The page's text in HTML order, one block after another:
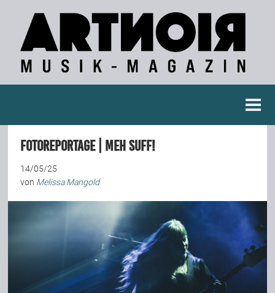
Konzertberichte
Fotoreportagen
Interviews
Weitere Berichte
Fotoreportage | Meh Suff!
14/05/25
von Melissa Mangold